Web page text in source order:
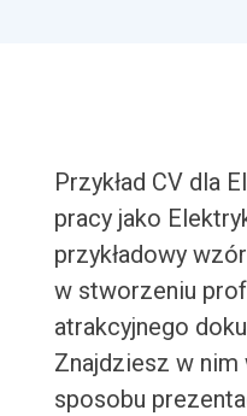
Przykład CV dla
pracy jako
przykładowy
w stworzeniu
atrakcyjnego
Znajdziesz w
sposobu